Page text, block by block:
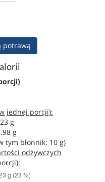
potrawą
jednej porcji):
g
g
tym błonnik: 10 g)
odżywczych